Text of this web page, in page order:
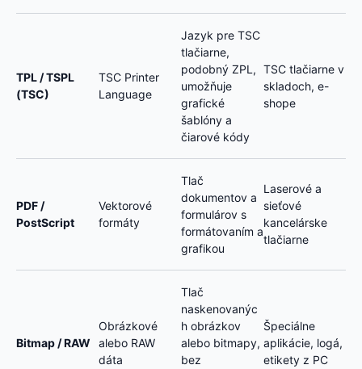
TPL / TSPL
(TSC)
TSC Printer
Language
Jazyk pre TSC
tlačiarne,
podobný ZPL,
umožňuje
grafické
šablóny a
čiarové kódy
TSC tlačiarne v
skladoch, e-
shope
PDF /
PostScript
Vektorové
formáty
Tlač
dokumentov a
formulárov s
formátovaním a
grafikou
Laserové a
sieťové
kancelárske
tlačiarne
Bitmap / RAW
Obrázkové
alebo RAW
dáta
Tlač
naskenovanýc
h obrázkov
alebo bitmapy,
bez
Špeciálne
aplikácie, logá,
etikety z PC